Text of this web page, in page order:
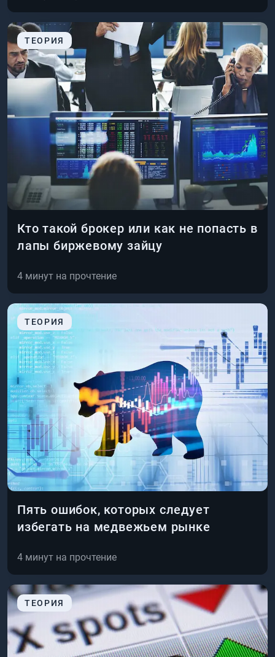
ТЕОРИЯ
Кто такой брокер или как не попасть в
лапы биржевому зайцу
4 минут на прочтение
ТЕОРИЯ
Пять ошибок, которых следует
избегать на медвежьем рынке
4 минут на прочтение
ТЕОРИЯ